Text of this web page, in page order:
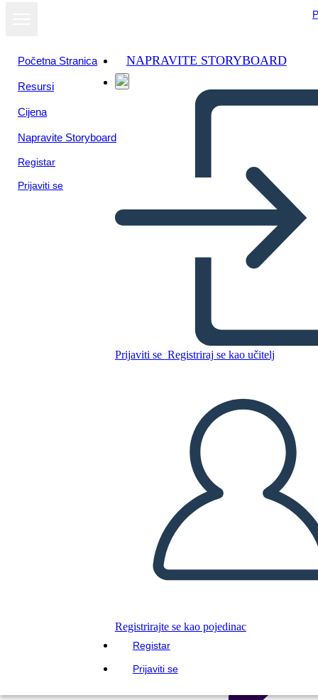
Početna Stranica
Resursi
Cijena
Napravite Storyboard
Registar
Prijaviti se
NAPRAVITE STORYBOARD
Prijaviti se Registriraj se kao učitelj
Registrirajte se kao pojedinac
Registar
Prijaviti se
Ursache und Wirkung in Plot
Kopirajte ovaj Storyboard
REPRODUCIRAJ DIJAPROJEKCIJU
ČITAJ MI